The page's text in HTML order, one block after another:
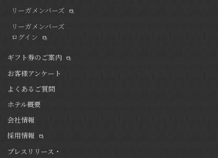
リーガメンバーズ
リーガメンバーズ
ログイン
ギフト券のご案内
お客様アンケート
よくあるご質問
ホテル概要
会社情報
採用情報
プレスリリース・